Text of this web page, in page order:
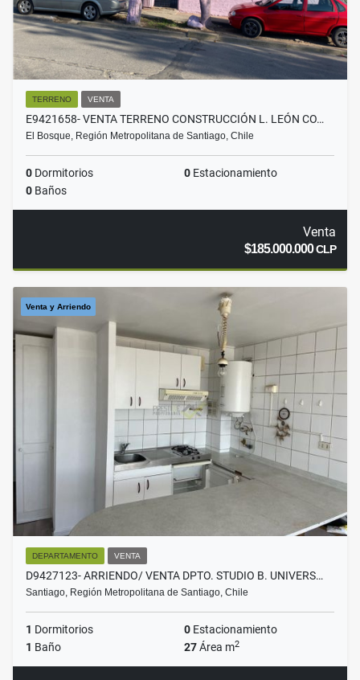
TERRENO VENTA
E9421658- VENTA TERRENO CONSTRUCCIÓN L. LEÓN CO…
El Bosque, Región Metropolitana de Santiago, Chile
0 Dormitorios 0 Estacionamiento
0 Baños
Venta
$185.000.000CLP
Venta y Arriendo
DEPARTAMENTO VENTA
D9427123- ARRIENDO/ VENTA DPTO. STUDIO B. UNIVERS…
Santiago, Región Metropolitana de Santiago, Chile
1 Dormitorios 0 Estacionamiento
1 Baño 27Área m2